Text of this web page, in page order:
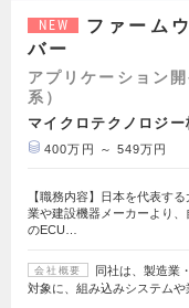
NEW
ファーム
バー
アプリケーション
系）
マイクロテクノロジー
400万円 ～ 549万円
【職務内容】日本を代表す
業や建設機器メーカーより
のECU…
会社概要
同社は、製造業
対象に、組み込みシステム